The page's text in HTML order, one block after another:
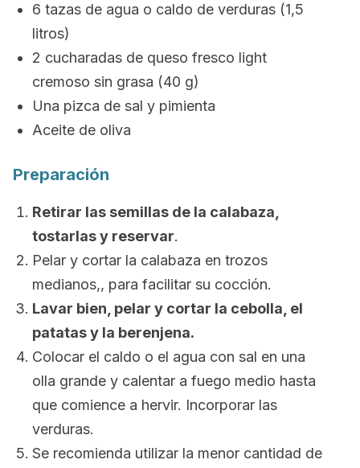
6 tazas de agua o caldo de verduras (1,5
litros)
2 cucharadas de queso fresco light
cremoso sin grasa (40 g)
Una pizca de sal y pimienta
Aceite de oliva
Preparación
Retirar las semillas de la calabaza,
tostarlas y reservar.
Pelar y cortar la calabaza en trozos
medianos,, para facilitar su cocción.
Lavar bien, pelar y cortar la cebolla, el
patatas y la berenjena.
Colocar el caldo o el agua con sal en una
olla grande y calentar a fuego medio hasta
que comience a hervir. Incorporar las
verduras.
Se recomienda utilizar la menor cantidad de